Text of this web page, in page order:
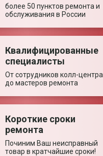
более 50 пунктов ремонта и
обслуживания в России
Квалифицированные
специалисты
От сотрудников колл-центра
до мастеров ремонта
Короткие сроки
ремонта
Починим Ваш неисправный
товар в кратчайшие сроки!